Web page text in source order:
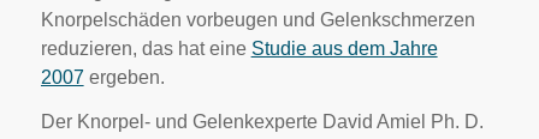
Knorpelschäden vorbeugen und Gelenkschmerzen
reduzieren, das hat eine Studie aus dem Jahre
2007ergeben.
Der Knorpel- und Gelenkexperte David Amiel Ph. D.